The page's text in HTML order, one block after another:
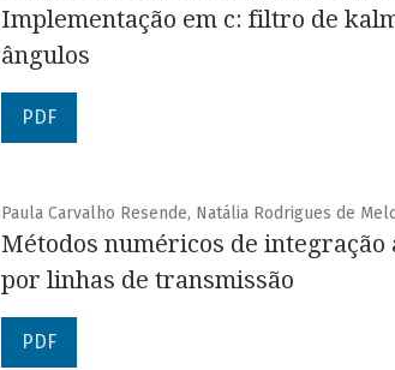
Implementação em c: filtro de
ângulos
PDF
Paula Carvalho Resende, Natália Rodrigues de
Métodos numéricos de integração
por linhas de transmissão
PDF